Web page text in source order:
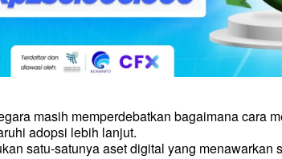
masih memperdebatkan bagaimana cara
adopsi lebih lanjut.
satu-satunya aset digital yang menawarkan